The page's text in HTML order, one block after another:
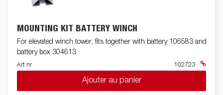
MOUNTING KIT BATTERY WINCH
For elevated winch tower, fits together with battery 106583 and
battery box 304613
Art nr 102723
Ajouter au panier